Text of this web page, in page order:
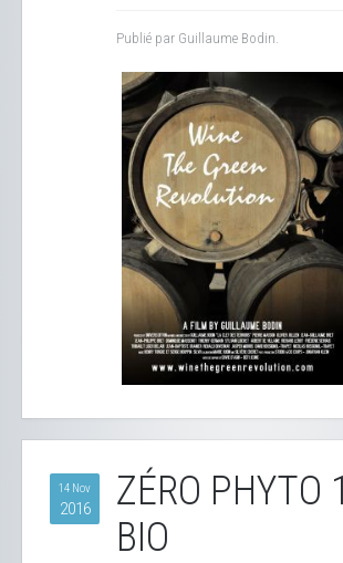
Publié par Guillaume Bodin.
14 Nov
2016
ZÉRO PHYTO
BIO